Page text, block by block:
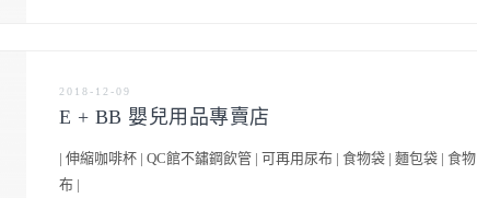
2018-12-09
E + BB 嬰兒用品專賣店
| 伸縮咖啡杯 | QC館不鏽鋼飲管 | 可再用尿布 | 食物袋 | 麵包袋 | 食物
布 |